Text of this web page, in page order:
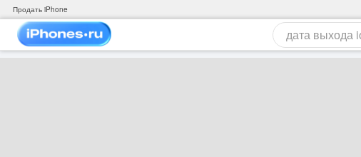
Продать iPhone